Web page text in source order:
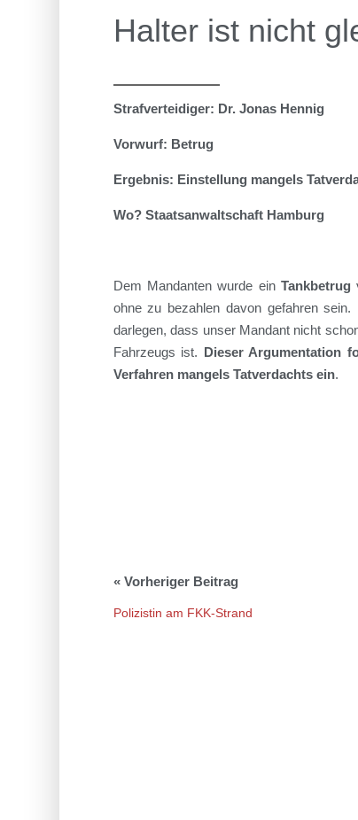
Halter ist nicht
Strafverteidiger: Dr. Jonas Hennig
Vorwurf: Betrug
Ergebnis: Einstellung mangels
Wo? Staatsanwaltschaft Hamburg
Dem Mandanten wurde ein Tankbetrug
ohne zu bezahlen davon gefahren
darlegen, dass unser Mandant nicht
Fahrzeugs ist. Dieser Argumentation
Verfahren mangels Tatverdachts ein.
Polizistin am FKK-Strand